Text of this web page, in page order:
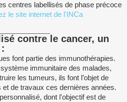
centres labellisés de phase précoce
le site internet de l'INCa
contre le cancer, un
font partie des immunothérapies.
immunitaire des malades,
les tumeurs, ils font l’objet de
de travaux ces dernières années.
dont l'objectif est de